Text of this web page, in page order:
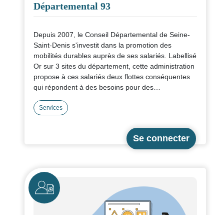
Départemental 93
Depuis 2007, le Conseil Départemental de Seine-
Saint-Denis s'investit dans la promotion des
mobilités durables auprès de ses salariés. Labellisé
Or sur 3 sites du département, cette administration
propose à ces salariés deux flottes conséquentes
qui répondent à des besoins pour des
Dans cette fiche, nous reviendrons sur ces
massive de vélos à assistance électrique (VAE) en
location longue durée proposée à 200 agents, à
Services
Icône